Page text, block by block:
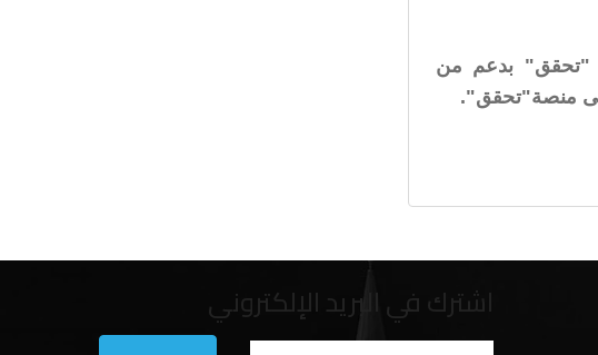
"تحقق" بدعم من
اشترك في البريد الإلكتروني